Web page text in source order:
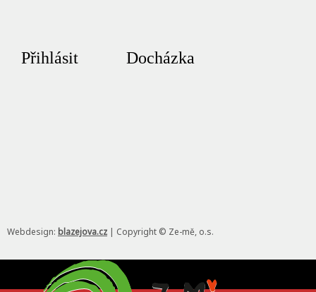
Přihlásit Docházka
Webdesign: blazejova.cz | Copyright © Ze-mě, o.s.